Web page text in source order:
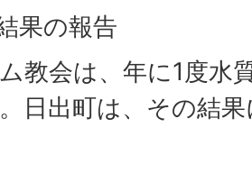
果の報告
教会は、年に1度水
日出町は、その結